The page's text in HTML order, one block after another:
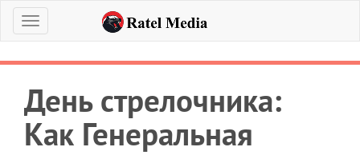
Меню
День стрелочника:
Как Генеральная